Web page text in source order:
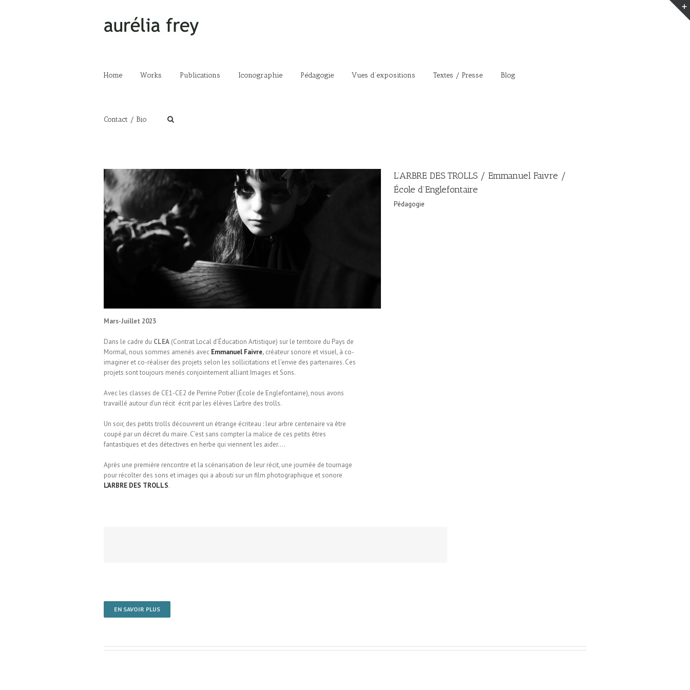
Home Works Publications Iconographie Pédagogie Vues d’expositions Textes / Presse Blog
Contact / Bio
L’ARBRE DES TROLLS / Emmanuel Faivre /
École d’Englefontaire
Pédagogie
Mars-Juillet 2023
Dans le cadre du CLEA (Contrat Local d’Éducation Artistique) sur le territoire du Pays de
Mormal, nous sommes amenés avec Emmanuel Faivre, créateur sonore et visuel, à co-
imaginer et co-réaliser des projets selon les sollicitations et l’envie des partenaires. Ces
projets sont toujours menés conjointement alliant Images et Sons.
Avec les classes de CE1-CE2 de Perrine Potier (École de Englefontaine), nous avons
travaillé autour d’un récit écrit par les élèves L’arbre des trolls.
Un soir, des petits trolls découvrent un étrange écriteau : leur arbre centenaire va être
coupé par un décret du maire. C’est sans compter la malice de ces petits êtres
fantastiques et des détectives en herbe qui viennent les aider….
Après une première rencontre et la scénarisation de leur récit, une journée de tournage
pour récolter des sons et images qui a abouti sur un film photographique et sonore
L’ARBRE DES TROLLS.
EN SAVOIR PLUS